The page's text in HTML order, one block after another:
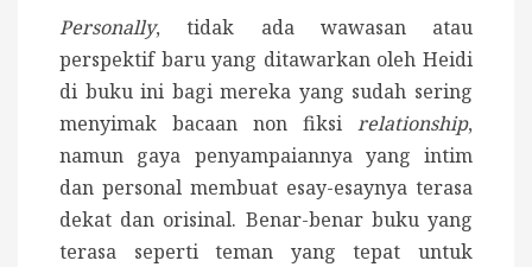
Personally, tidak ada wawasan atau
perspektif baru yang ditawarkan oleh Heidi
di buku ini bagi mereka yang sudah sering
menyimak bacaan non fiksi relationship,
namun gaya penyampaiannya yang intim
dan personal membuat esay-esaynya terasa
dekat dan orisinal. Benar-benar buku yang
terasa seperti teman yang tepat untuk